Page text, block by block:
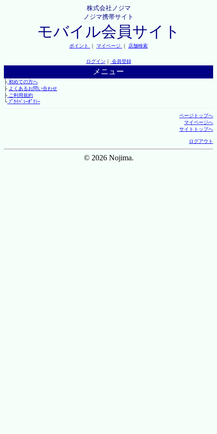
株式会社ノジマ
ノジマ携帯サイト
モバイル会員サイト
ポイント ｜ マイページ ｜ 店舗検索
ログイン ｜ 会員登録
メニュー
├初めての方へ
├ よくあるお問い合わせ
├ご利用規約
└ﾌﾟﾗｲﾊﾞｼｰﾎﾟﾘｼｰ
ページトップへ
マイページへ
サイトトップへ
ログアウト
© 2026 Nojima.